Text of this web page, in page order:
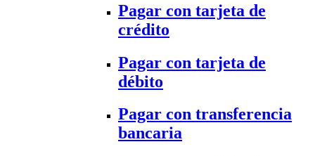
Pagar con tarjeta de
crédito
Pagar con tarjeta de
débito
Pagar con transferencia
bancaria